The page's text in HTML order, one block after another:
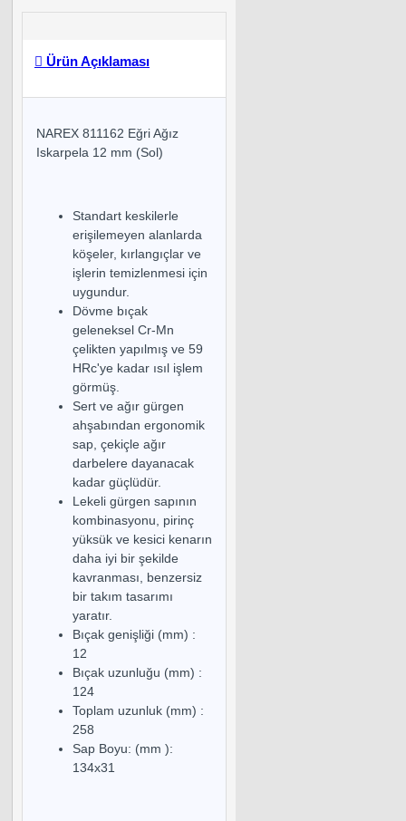
Ürün Açıklaması
NAREX 811162 Eğri Ağız
Iskarpela 12 mm (Sol)
Standart keskilerle
erişilemeyen alanlarda
köşeler, kırlangıçlar ve
işlerin temizlenmesi için
uygundur.
Dövme bıçak
geleneksel Cr-Mn
çelikten yapılmış ve 59
HRc'ye kadar ısıl işlem
görmüş.
Sert ve ağır gürgen
ahşabından ergonomik
sap, çekiçle ağır
darbelere dayanacak
kadar güçlüdür.
Lekeli gürgen sapının
kombinasyonu, pirinç
yüksük ve kesici kenarın
daha iyi bir şekilde
kavranması, benzersiz
bir takım tasarımı
yaratır.
Bıçak genişliği (mm) :
12
Bıçak uzunluğu (mm) :
124
Toplam uzunluk (mm) :
258
Sap Boyu: (mm ):
134x31